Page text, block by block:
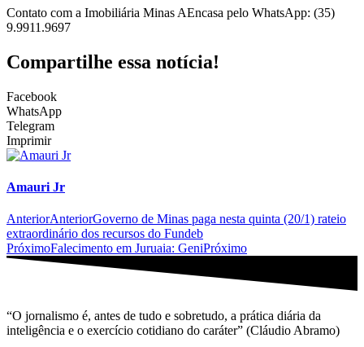
Contato com a Imobiliária Minas AEncasa pelo WhatsApp: (35)
9.9911.9697
Compartilhe essa notícia!
Facebook
WhatsApp
Telegram
Imprimir
Amauri Jr
AnteriorAnteriorGoverno de Minas paga nesta quinta (20/1) rateio
extraordinário dos recursos do Fundeb
PróximoFalecimento em Juruaia: GeniPróximo
“O jornalismo é, antes de tudo e sobretudo, a prática diária da
inteligência e o exercício cotidiano do caráter” (Cláudio Abramo)